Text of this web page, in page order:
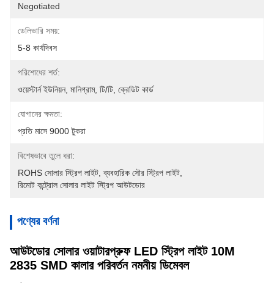
Negotiated
ডেলিভারি সময়:
5-8 কার্যদিবস
পরিশোধের শর্ত:
ওয়েস্টার্ন ইউনিয়ন, মানিগ্রাম, টি/টি, ক্রেডিট কার্ড
যোগানের ক্ষমতা:
প্রতি মাসে 9000 টুকরা
বিশেষভাবে তুলে ধরা:
ROHS সোলার স্ট্রিপ লাইট , ব্যবহারিক সৌর স্ট্রিপ লাইট
রিমোট কন্ট্রোল সোলার লাইট স্ট্রিপ আউটডোর
পণ্যের বর্ণনা
আউটডোর সোলার ওয়াটারপ্রুফ LED স্ট্রিপ লাইট 10M
2835 SMD কালার পরিবর্তন নমনীয় ডিমেবল